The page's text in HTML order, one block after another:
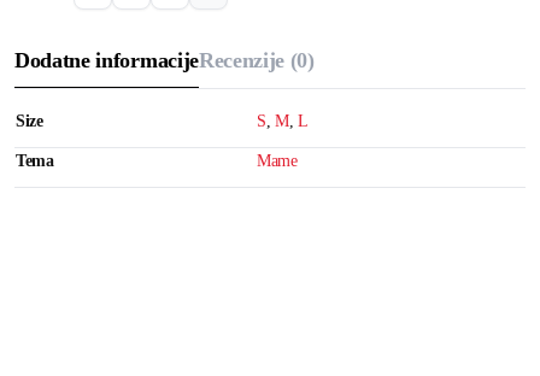
Dodatne informacijeRecenzije (0)
Size S ,M,L
Tema Mame